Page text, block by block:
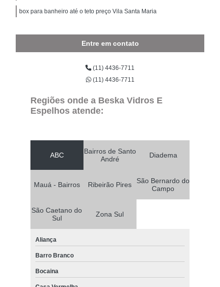
box para banheiro até o teto preço Vila Santa Maria
Entre em contato
(11) 4436-7711
(11) 4436-7711
Regiões onde a Beska Vidros E
Espelhos atende:
ABC
Bairros de Santo
André
Diadema
Mauá - Bairros Ribeirão Pires
São Bernardo do
Campo
São Caetano do
Sul
Zona Sul
Aliança
Barro Branco
Bocaina